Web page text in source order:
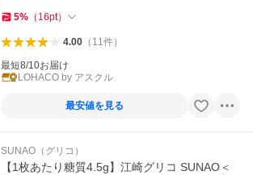
5% （ 16pt）
4.00（ 11件）
最短8/10お届け
LOHACO by アスクル
最安値を見る
SUNAO（グリコ）
【1枚あたり糖質4.5g】江崎グリコ SUNAO＜